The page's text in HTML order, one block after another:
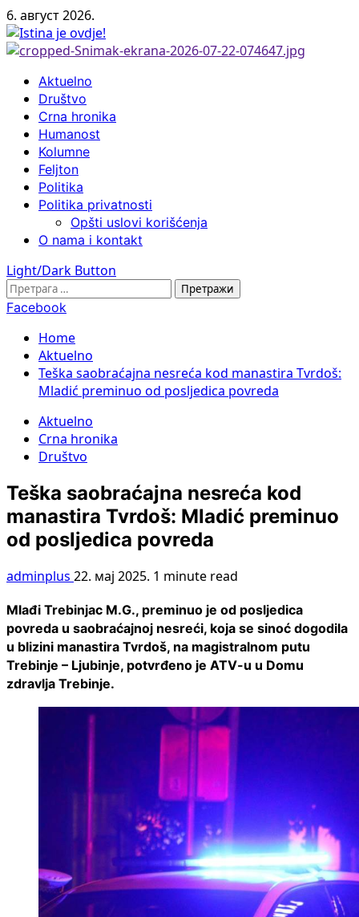
Skip
to
content
6. август 2026.
Primary
Menu
Aktuelno
Društvo
Crna hronika
Humanost
Kolumne
Feljton
Politika
Politika privatnosti
Opšti uslovi korišćenja
O nama i kontakt
Light/Dark Button
Претрага
за:
Facebook
Home
Aktuelno
Teška saobraćajna nesreća kod manastira Tvrdoš:
Mladić preminuo od posljedica povreda
Aktuelno
Crna hronika
Društvo
Teška saobraćajna nesreća kod
manastira Tvrdoš: Mladić preminuo
od posljedica povreda
adminplus 22. мај 2025. 1 minute read
Mlađi Trebinjac M.G., preminuo je od posljedica
povreda u saobraćajnoj nesreći, koja se sinoć dogodila
u blizini manastira Tvrdoš, na magistralnom putu
Trebinje – Ljubinje, potvrđeno je ATV-u u Domu
zdravlja Trebinje.